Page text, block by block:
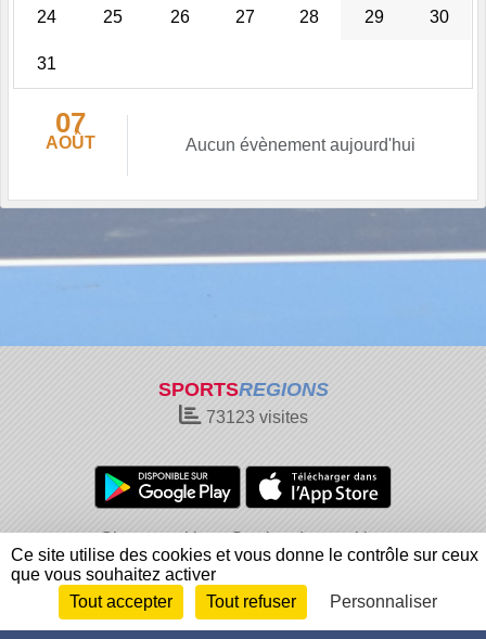
24 25 26 27 28 29 30
31
07
AOÛT Aucun évènement aujourd'hui
SPORTSREGIONS
73123visites
Charte cookies
Gestion des cookies
Informations légales
Signaler un contenu inapproprié
Envie de participer ? Connexion
Ce site utilise des cookies et vous donne le contrôle sur ceux
que vous souhaitez activer
Tout accepter
Tout refuser Personnaliser